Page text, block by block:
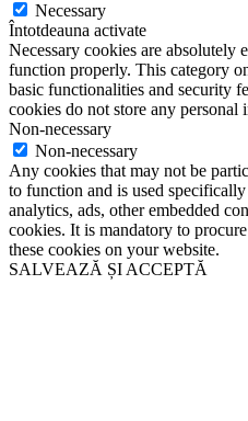
Necessary
Întotdeauna activate
Necessary cookies are absolutely
function properly. This category
basic functionalities and security
cookies do not store any personal
Non-necessary
Non-necessary
Any cookies that may not be
to function and is used
analytics, ads, other embedded
cookies. It is mandatory to
these cookies on your website.
SALVEAZĂ ȘI ACCEPTĂ